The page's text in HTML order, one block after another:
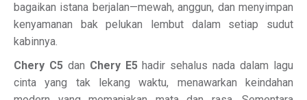
bagaikan istana berjalan—mewah, anggun, dan menyimpan
kenyamanan bak pelukan lembut dalam setiap sudut
kabinnya.
Chery C5dan Chery E5hadir sehalus nada dalam lagu
cinta yang tak lekang waktu, menawarkan keindahan